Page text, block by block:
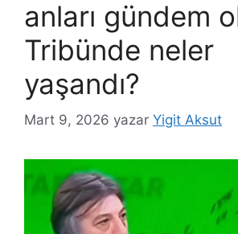
anları gündem
Tribünde neler
yaşandı?
Mart 9, 2026 yazar Yigit Aksut